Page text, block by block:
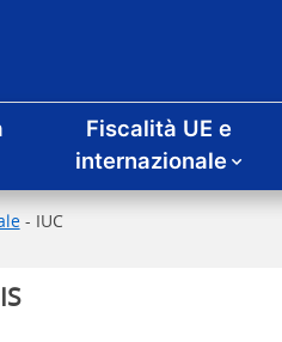
Fiscalità UE e
internazionale
- IUC